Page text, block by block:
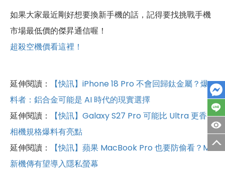
如果大家最近剛好想要換新手機的話，記得要找挑戰手機
市場最低價的傑昇通信喔！
超殺空機價看這裡！
延伸閱讀：
【快訊】iPhone 18 Pro 不會回歸鈦金屬？爆
料者：鋁合金可能是 AI 時代的現實選擇
延伸閱讀：
【快訊】Galaxy S27 Pro 可能比 Ultra 更香？
相機規格爆料有亮點
延伸閱讀：
【快訊】蘋果 MacBook Pro 也要防偷看？M6
新機傳有望導入隱私螢幕